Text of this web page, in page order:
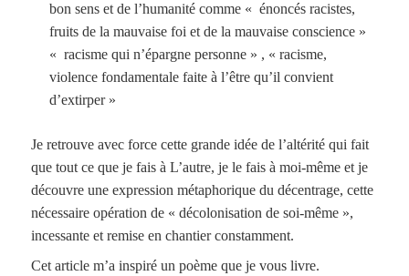
bon sens et de l’humanité comme « énoncés racistes,
fruits de la mauvaise foi et de la mauvaise conscience »
« racisme qui n’épargne personne » , « racisme,
violence fondamentale faite à l’être qu’il convient
d’extirper »
Je retrouve avec force cette grande idée de l’altérité qui fait
que tout ce que je fais à L’autre, je le fais à moi-même et je
découvre une expression métaphorique du décentrage, cette
nécessaire opération de « décolonisation de soi-même »,
incessante et remise en chantier constamment.
Cet article m’a inspiré un poème que je vous livre.